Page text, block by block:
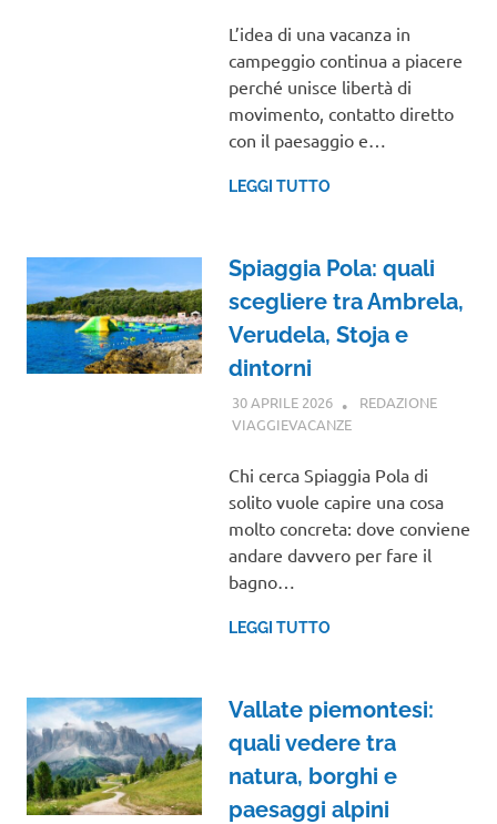
L’idea di una vacanza in
campeggio continua a piacere
perché unisce libertà di
movimento, contatto diretto
con il paesaggio e…
LEGGI TUTTO
Spiaggia Pola: quali
scegliere tra Ambrela,
Verudela, Stoja e
dintorni
30 APRILE 2026
REDAZIONE
VIAGGIEVACANZEGUIDE
Chi cerca Spiaggia Pola di
solito vuole capire una cosa
molto concreta: dove conviene
andare davvero per fare il
bagno…
LEGGI TUTTO
Vallate piemontesi:
quali vedere tra
natura, borghi e
paesaggi alpini